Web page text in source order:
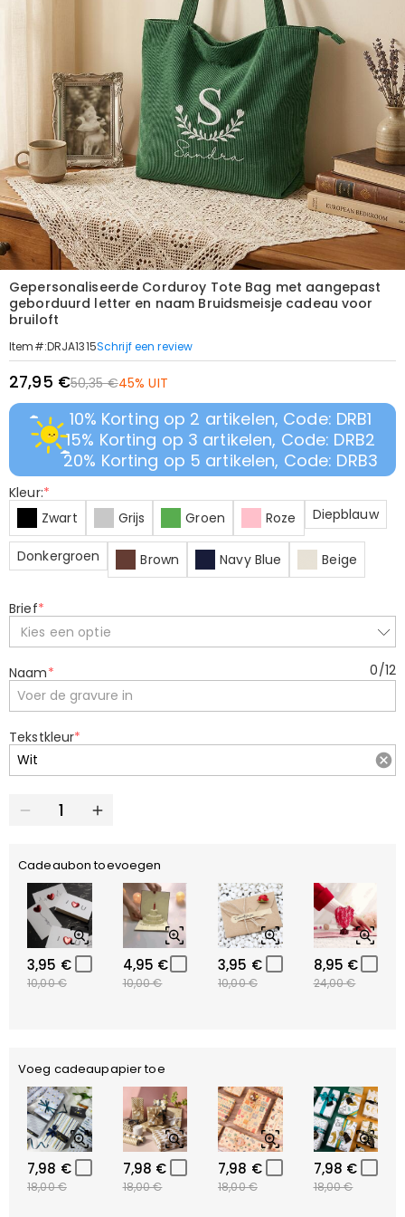
Gepersonaliseerde Corduroy Tote Bag met aangepast
geborduurd letter en naam Bruidsmeisje cadeau voor
bruiloft
Item#:DRJA1315Schrijf een review
27,95 €50,35 €45% UIT
10% Korting op 2 artikelen, Code: DRB1
15% Korting op 3 artikelen, Code: DRB2
20% Korting op 5 artikelen, Code: DRB3
Kleur:*
Zwart
Grijs Groen Roze Diepblauw
Donkergroen Brown Navy Blue Beige
Brief*
Kies een optie
Naam* 0/12
Tekstkleur*
Cadeaubon toevoegen
3,95 €
10,00 €
4,95 €
10,00 €
3,95 €
10,00 €
8,95 €
24,00 €
Voeg cadeaupapier toe
7,98 €
18,00 €
7,98 €
18,00 €
7,98 €
18,00 €
7,98 €
18,00 €